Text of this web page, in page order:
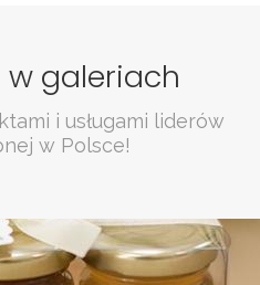
w galeriach
i usługami liderów
w Polsce!